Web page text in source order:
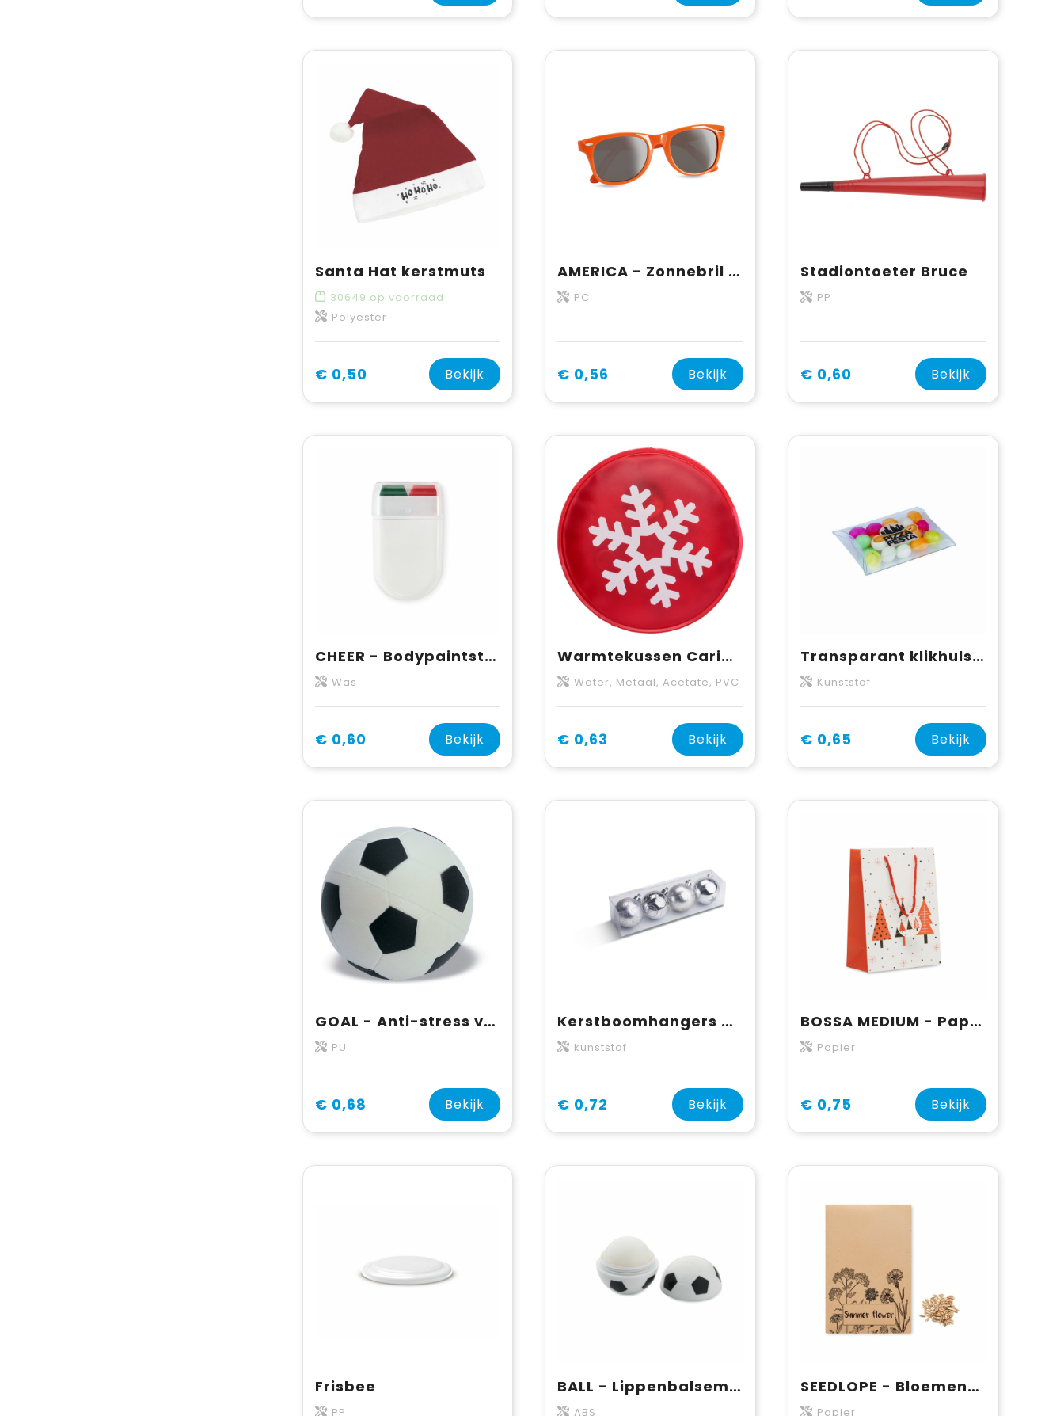
Santa Hat kerstmuts
30649 op voorraad
Polyester
€ 0,50 Bekijk
AMERICA - Zonnebril met UV bescherming
PC
€ 0,56 Bekijk
Stadiontoeter Bruce
PP
€ 0,60 Bekijk
CHEER - Bodypaintstick vlagkleuren
Was
€ 0,60 Bekijk
Warmtekussen Carina | Herbruikbaar | Kerstmotief
Water, Metaal, Acetate, PVC
€ 0,63 Bekijk
Transparant klikhulsje met Suikereitjes
Kunststof
€ 0,65 Bekijk
GOAL - Anti-stress voetbal
PU
€ 0,68 Bekijk
Kerstboomhangers REFLECTS-SCRANTON
kunststof
€ 0,72 Bekijk
BOSSA MEDIUM - Papieren geschenkzakje (M)
Papier
€ 0,75 Bekijk
Frisbee
PP
BALL - Lippenbalsem voetbal
ABS
SEEDLOPE - Bloemenzaadjes in envelop
Papier